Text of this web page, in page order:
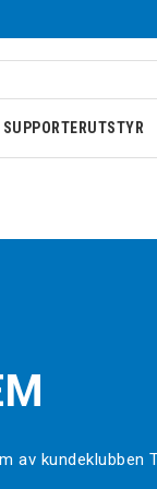
SUPPORTERUTSTYR
av kundeklubben